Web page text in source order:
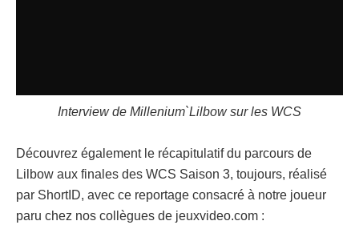
Interview de Millenium`Lilbow sur les WCS
Découvrez également le récapitulatif du parcours de
Lilbow aux finales des WCS Saison 3, toujours, réalisé
par ShortID, avec ce reportage consacré à notre joueur
paru chez nos collègues de jeuxvideo.com :